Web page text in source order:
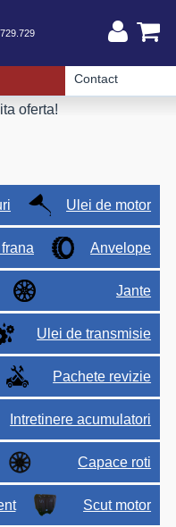
Contact
oferta!
Ulei de motor
Anvelope
Jante
Ulei de transmisie
Pachete revizie
Intretinere acumulatori
Capace roti
Scut motor